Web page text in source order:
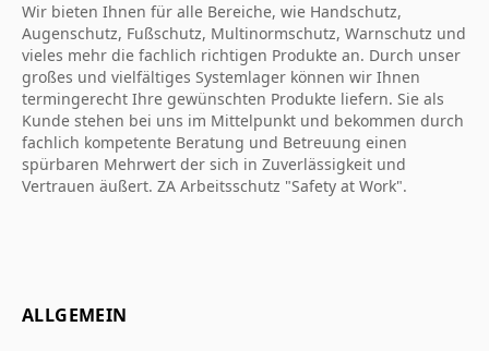
Wir bieten Ihnen für alle Bereiche, wie Handschutz,
Augenschutz, Fußschutz, Multinormschutz, Warnschutz und
vieles mehr die fachlich richtigen Produkte an. Durch unser
großes und vielfältiges Systemlager können wir Ihnen
termingerecht Ihre gewünschten Produkte liefern. Sie als
Kunde stehen bei uns im Mittelpunkt und bekommen durch
fachlich kompetente Beratung und Betreuung einen
spürbaren Mehrwert der sich in Zuverlässigkeit und
Vertrauen äußert. ZA Arbeitsschutz "Safety at Work".
ALLGEMEIN